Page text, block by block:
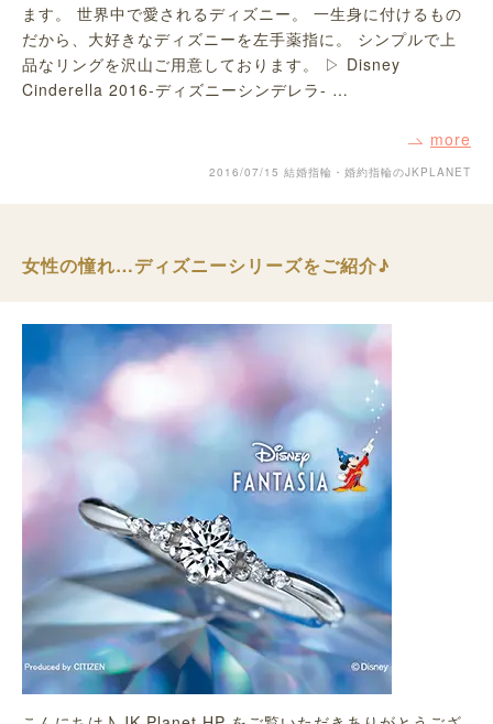
ます。 世界中で愛されるディズニー。 一生身に付けるもの
だから、大好きなディズニーを左手薬指に。 シンプルで上
品なリングを沢山ご用意しております。 ▷ Disney
Cinderella 2016-ディズニーシンデレラ- …
more
2016/07/15 結婚指輪・婚約指輪のJKPLANET
女性の憧れ…ディズニーシリーズをご紹介♪